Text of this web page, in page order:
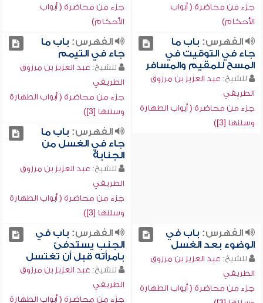
جزء من محاضرة ( أبواب
الأحكام)
جزء من محاضرة ( أبواب
الأحكام)
الفهرس: باب ما
جاء في التوقيت في
المسح للمقيم والمسافر
للشيخ: عبد العزيز بن مرزوق
الطريفي
جزء من محاضرة ( أبواب الطهارة
وسننها [3])
الفهرس: باب ما
جاء في التيمم
للشيخ: عبد العزيز بن مرزوق
الطريفي
جزء من محاضرة ( أبواب الطهارة
وسننها [3])
الفهرس: باب ما
جاء في الغسل من
الجنابة
للشيخ: عبد العزيز بن مرزوق
الطريفي
جزء من محاضرة ( أبواب الطهارة
وسننها [3])
الفهرس: باب في
الوضوء بعد الغسل
للشيخ: عبد العزيز بن مرزوق
الطريفي
جزء من محاضرة ( أبواب الطهارة
الفهرس: باب في
الجنب يستدفئ
بامرأته قبل أن تغتسل
للشيخ: عبد العزيز بن مرزوق
الطريفي
جزء من محاضرة ( أبواب الطهارة